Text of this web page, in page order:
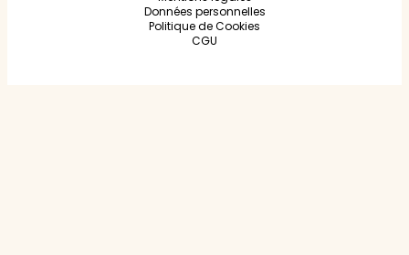
Données personnelles
Politique de Cookies
CGU